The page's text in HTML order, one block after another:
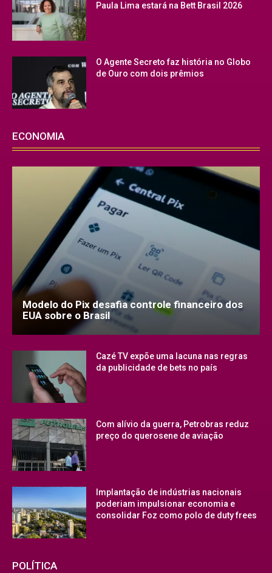
Paula Lima estará na Bett Brasil 2026
O Agente Secreto faz história no Globo
de Ouro com dois prêmios
ECONOMIA
Modelo do Pix desafia controle financeiro dos
EUA sobre o Brasil
Cazé TV expõe uma lacuna nas regras
da publicidade de bets no país
Com alívio da guerra, Petrobras reduz
preço do querosene de aviação
Implantação de indústrias nacionais
poderiam impulsionar economia e
consolidar Foz como polo de duty frees
POLÍTICA